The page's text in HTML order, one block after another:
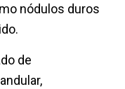
nódulos duros